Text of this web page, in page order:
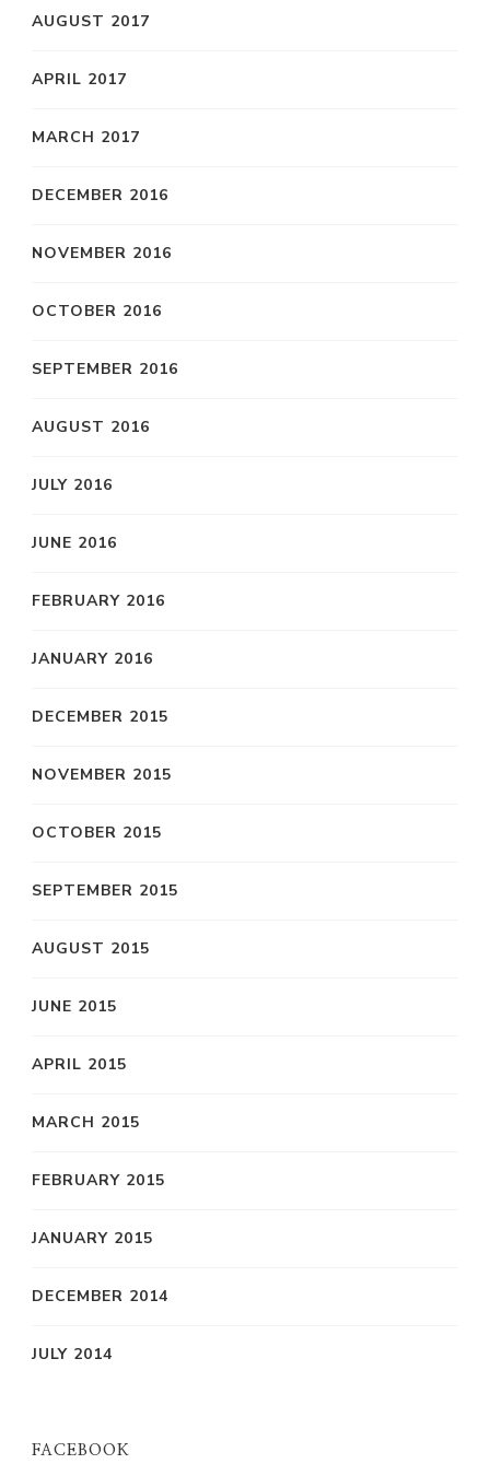
AUGUST 2017
APRIL 2017
MARCH 2017
DECEMBER 2016
NOVEMBER 2016
OCTOBER 2016
SEPTEMBER 2016
AUGUST 2016
JULY 2016
JUNE 2016
FEBRUARY 2016
JANUARY 2016
DECEMBER 2015
NOVEMBER 2015
OCTOBER 2015
SEPTEMBER 2015
AUGUST 2015
JUNE 2015
APRIL 2015
MARCH 2015
FEBRUARY 2015
JANUARY 2015
DECEMBER 2014
JULY 2014
FACEBOOK